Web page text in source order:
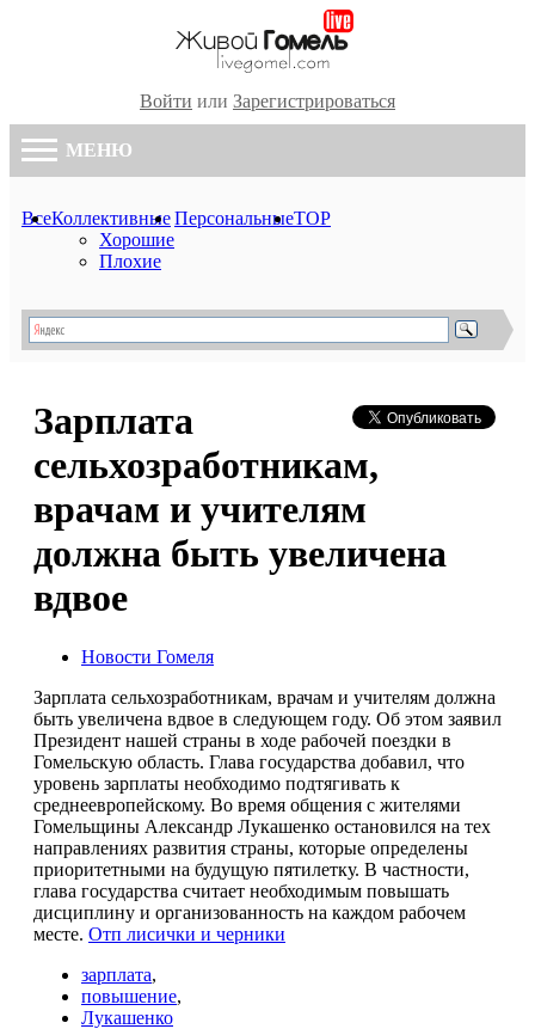
Войти или Зарегистрироваться
МЕНЮ
ВсеКоллективные
Хорошие
Плохие
ПерсональныеTOP
Зарплата
сельхозработникам,
врачам и учителям
должна быть увеличена
вдвое
Новости Гомеля
Зарплата сельхозработникам, врачам и учителям должна
быть увеличена вдвое в следующем году. Об этом заявил
Президент нашей страны в ходе рабочей поездки в
Гомельскую область. Глава государства добавил, что
уровень зарплаты необходимо подтягивать к
среднеевропейскому. Во время общения с жителями
Гомельщины Александр Лукашенко остановился на тех
направлениях развития страны, которые определены
приоритетными на будущую пятилетку. В частности,
глава государства считает необходимым повышать
дисциплину и организованность на каждом рабочем
месте. Отп лисички и черники
зарплата,
повышение,
Лукашенко